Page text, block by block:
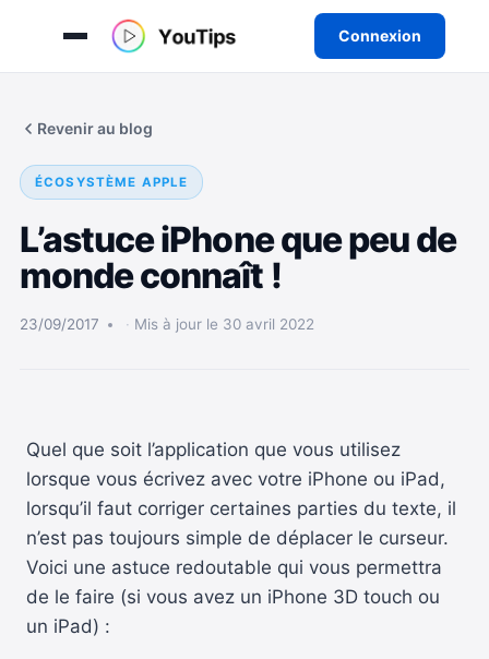
Connexion
Revenir au blog
ÉCOSYSTÈME APPLE
L’astuce iPhone que peu de
monde connaît !
23/09/2017 Mis à jour le 30 avril 2022
Quel que soit l’application que vous utilisez
lorsque vous écrivez avec votre iPhone ou iPad,
lorsqu’il faut corriger certaines parties du texte, il
n’est pas toujours simple de déplacer le curseur.
Voici une astuce redoutable qui vous permettra
de le faire (si vous avez un iPhone 3D touch ou
un iPad) :